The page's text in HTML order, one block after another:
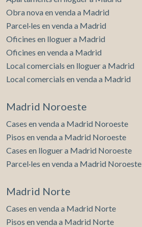
Obra nova en venda a Madrid
Parcel·les en venda a Madrid
Oficines en lloguer a Madrid
Oficines en venda a Madrid
Local comercials en lloguer a Madrid
Local comercials en venda a Madrid
Madrid Noroeste
Cases en venda a Madrid Noroeste
Pisos en venda a Madrid Noroeste
Cases en lloguer a Madrid Noroeste
Parcel·les en venda a Madrid Noroeste
Madrid Norte
Cases en venda a Madrid Norte
Pisos en venda a Madrid Norte